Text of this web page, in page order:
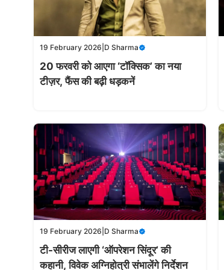
19 February 2026 D Sharma
20 फरवरी को आएगा ‘टॉक्सिक’ का नया
टीज़र, फैंस की बढ़ी धड़कनें
19 February 2026 D Sharma
टी-सीरीज लाएगी ‘ऑपरेशन सिंदूर’ की
कहानी, विवेक अग्निहोत्री संभालेंगे निर्देशन